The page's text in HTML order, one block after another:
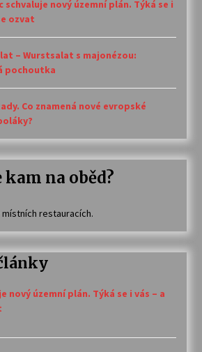
schvaluje nový územní plán. Týká se i
ozvat
– Wurstsalat s majonézou:
pochoutka
Co znamená nové evropské
na oběd?
místních restauracích.
nový územní plán. Týká se i vás – a